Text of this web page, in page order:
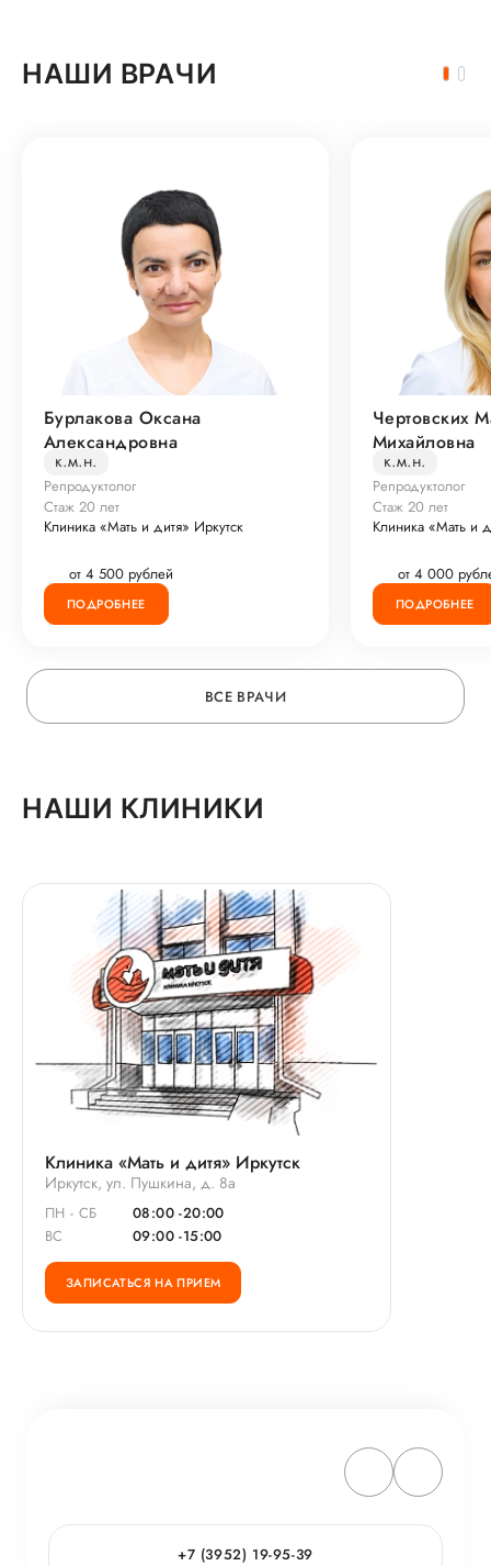
НАШИ ВРАЧИ
Бурлакова Оксана
Александровна
к.м.н.
Репродуктолог
Стаж 20 лет
Клиника «Мать и дитя» Иркутск
от 4 500 рублей
ПОДРОБНЕЕ
Чертовских
Михайловна
к.м.н.
Репродуктолог
Стаж 20 лет
Клиника «Мать и
от 4 000
ПОДРОБНЕЕ
ВСЕ ВРАЧИ
НАШИ КЛИНИКИ
Клиника «Мать и дитя» Иркутск
Иркутск, ул. Пушкина, д. 8а
ПН - СБ
08:00 -20:00
ВС
09:00 -15:00
ЗАПИСАТЬСЯ НА ПРИЕМ
+7 (3952) 19-95-39